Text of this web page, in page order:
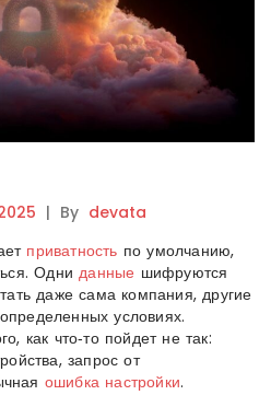
| By devata
приватность по умолчанию,
Одниданные шифруются
даже сама компания, другие
условиях.
как что‑то пойдет не так:
запрос от
ошибка настройки.